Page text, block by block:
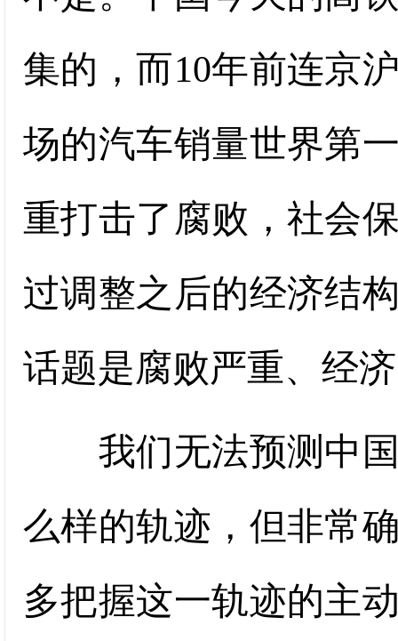
集的，而10年前连京
场的汽车销量世界第
重打击了腐败，社会
过调整之后的经济结
话题是腐败严重、经
我们无法预测中国
么样的轨迹，但非常
多把握这一轨迹的主